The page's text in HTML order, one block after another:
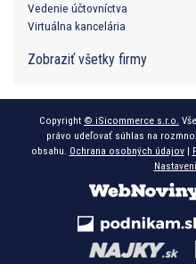
Vedenie účtovníctva
Virtuálna kancelária
Zobraziť všetky firmy
Copyright © iSicommerce s.r.o.
právo udeľovať súhlas na
obsahu. Ochrana osobných údajov|